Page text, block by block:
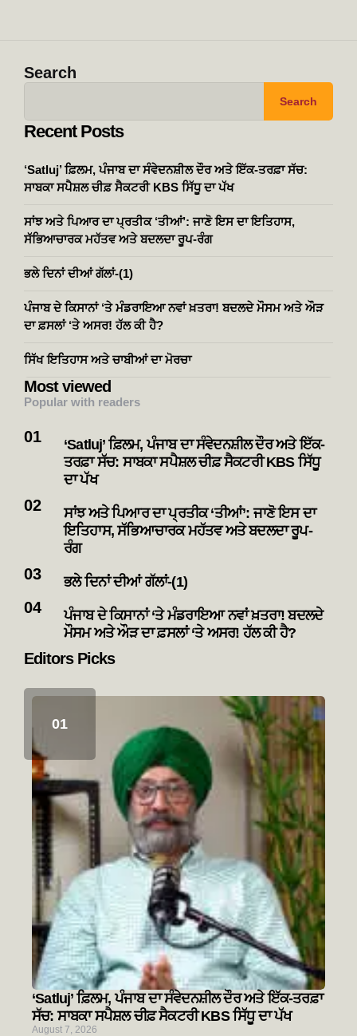
Search
Search
Recent Posts
‘Satluj’ ਫ਼ਿਲਮ, ਪੰਜਾਬ ਦਾ ਸੰਵੇਦਨਸ਼ੀਲ ਦੌਰ ਅਤੇ ਇੱਕ-ਤਰਫ਼ਾ ਸੱਚ:
ਸਾਬਕਾ ਸਪੈਸ਼ਲ ਚੀਫ਼ ਸੈਕਟਰੀ KBS ਸਿੱਧੂ ਦਾ ਪੱਖ
ਸਾਂਝ ਅਤੇ ਪਿਆਰ ਦਾ ਪ੍ਰਤੀਕ ‘ਤੀਆਂ’: ਜਾਣੋ ਇਸ ਦਾ ਇਤਿਹਾਸ,
ਸੱਭਿਆਚਾਰਕ ਮਹੱਤਵ ਅਤੇ ਬਦਲਦਾ ਰੂਪ-ਰੰਗ
ਭਲੇ ਦਿਨਾਂ ਦੀਆਂ ਗੱਲਾਂ-(1)
ਪੰਜਾਬ ਦੇ ਕਿਸਾਨਾਂ ‘ਤੇ ਮੰਡਰਾਇਆ ਨਵਾਂ ਖ਼ਤਰਾ! ਬਦਲਦੇ ਮੌਸਮ ਅਤੇ ਔੜ
ਦਾ ਫ਼ਸਲਾਂ ‘ਤੇ ਅਸਰ! ਹੱਲ ਕੀ ਹੈ?
ਸਿੱਖ ਇਤਿਹਾਸ ਅਤੇ ਚਾਬੀਆਂ ਦਾ ਮੋਰਚਾ
Most viewed
Popular with readers
‘Satluj’ ਫ਼ਿਲਮ, ਪੰਜਾਬ ਦਾ ਸੰਵੇਦਨਸ਼ੀਲ ਦੌਰ ਅਤੇ ਇੱਕ-
ਤਰਫ਼ਾ ਸੱਚ: ਸਾਬਕਾ ਸਪੈਸ਼ਲ ਚੀਫ਼ ਸੈਕਟਰੀ KBS ਸਿੱਧੂ
ਦਾ ਪੱਖ
ਸਾਂਝ ਅਤੇ ਪਿਆਰ ਦਾ ਪ੍ਰਤੀਕ ‘ਤੀਆਂ’: ਜਾਣੋ ਇਸ ਦਾ
ਇਤਿਹਾਸ, ਸੱਭਿਆਚਾਰਕ ਮਹੱਤਵ ਅਤੇ ਬਦਲਦਾ ਰੂਪ-
ਰੰਗ
ਭਲੇ ਦਿਨਾਂ ਦੀਆਂ ਗੱਲਾਂ-(1)
ਪੰਜਾਬ ਦੇ ਕਿਸਾਨਾਂ ‘ਤੇ ਮੰਡਰਾਇਆ ਨਵਾਂ ਖ਼ਤਰਾ! ਬਦਲਦੇ
ਮੌਸਮ ਅਤੇ ਔੜ ਦਾ ਫ਼ਸਲਾਂ ‘ਤੇ ਅਸਰ! ਹੱਲ ਕੀ ਹੈ?
Editors Picks
‘Satluj’ ਫ਼ਿਲਮ, ਪੰਜਾਬ ਦਾ ਸੰਵੇਦਨਸ਼ੀਲ ਦੌਰ ਅਤੇ ਇੱਕ-ਤਰਫ਼ਾ
ਸੱਚ: ਸਾਬਕਾ ਸਪੈਸ਼ਲ ਚੀਫ਼ ਸੈਕਟਰੀ KBS ਸਿੱਧੂ ਦਾ ਪੱਖ
August 7, 2026